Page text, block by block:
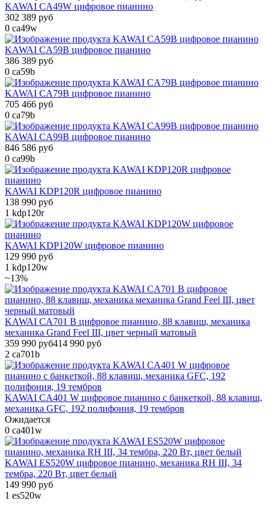
KAWAI CA49W цифровое пианино
302 389 руб
0 ca49w
KAWAI CA59B цифровое пианино
386 389 руб
0 ca59b
KAWAI CA79B цифровое пианино
705 466 руб
0 ca79b
KAWAI CA99B цифровое пианино
846 586 руб
0 ca99b
KAWAI KDP120R цифровое пианино
138 990 руб
1 kdp120r
KAWAI KDP120W цифровое пианино
129 990 руб
1 kdp120w
~13%
KAWAI CA701 B цифровое пианино, 88 клавиш, механика
механика Grand Feel III, цвет черный матовый
359 990 руб414 990 руб
2 ca701b
KAWAI CA401 W цифровое пианино с банкеткой, 88 клавиш,
механика GFC, 192 полифония, 19 тембров
Ожидается
0 ca401w
KAWAI ES520W цифровое пианино, механика RH III, 34
тембра, 220 Вт, цвет белый
149 990 руб
1 es520w